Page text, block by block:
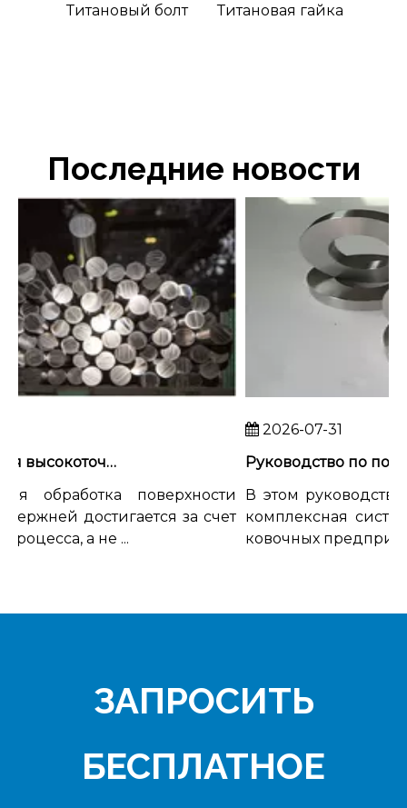
Титановый болт Титановая гайка
Последние новости
Как добиться высокоточной обработки поверхности титановых стержней
обработка поверхности
достигается за счет
а не ...
2026-07-31
В этом руководстве
комплексная система
ковочных
ЗАПРОСИТЬ
БЕСПЛАТНОЕ